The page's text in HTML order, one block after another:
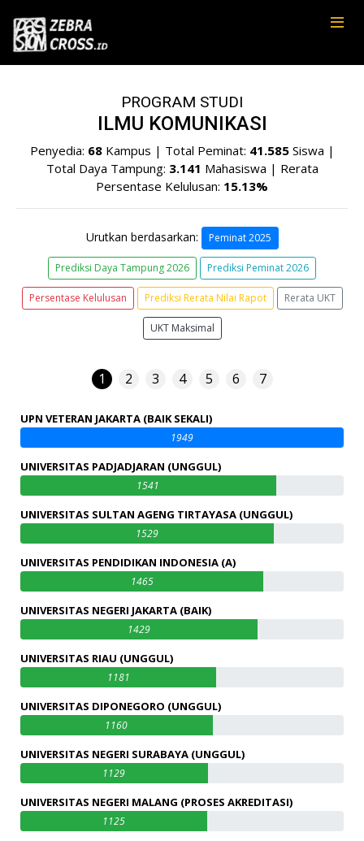
PROGRAM STUDI
ILMU KOMUNIKASI
Penyedia: 68Kampus | Total Peminat: 41.585Siswa |
Total Daya Tampung: 3.141 Mahasiswa | Rerata
Persentase Kelulusan: 15.13%
Urutkan berdasarkan: Peminat 2025
Prediksi Daya Tampung 2026 Prediksi Peminat 2026
Persentase Kelulusan Prediksi Rerata Nilai Rapot Rerata UKT
UKT Maksimal
1 2 3 4 5 6 7
UPN VETERAN JAKARTA (BAIK SEKALI)
1949
UNIVERSITAS PADJADJARAN (UNGGUL)
1541
UNIVERSITAS SULTAN AGENG TIRTAYASA (UNGGUL)
1529
UNIVERSITAS PENDIDIKAN INDONESIA (A)
1465
UNIVERSITAS NEGERI JAKARTA (BAIK)
1429
UNIVERSITAS RIAU (UNGGUL)
1181
UNIVERSITAS DIPONEGORO (UNGGUL)
1160
UNIVERSITAS NEGERI SURABAYA (UNGGUL)
1129
UNIVERSITAS NEGERI MALANG (PROSES AKREDITASI)
1125